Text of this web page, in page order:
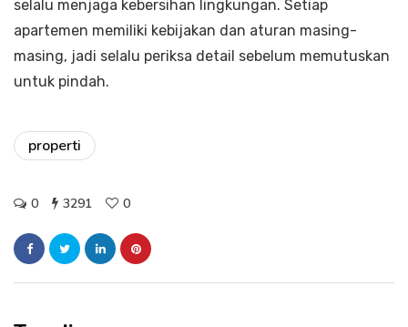
selalu menjaga kebersihan lingkungan. Setiap
apartemen memiliki kebijakan dan aturan masing-
masing, jadi selalu periksa detail sebelum memutuskan
untuk pindah.
properti
0 3291 0